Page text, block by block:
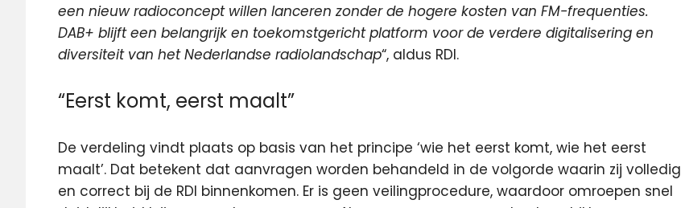
een nieuw radioconcept willen lanceren zonder de hogere kosten van FM-frequenties.
DAB+ blijft een belangrijk en toekomstgericht platform voor de verdere digitalisering en
diversiteit van het Nederlandse radiolandschap“, aldus RDI.
“Eerst komt, eerst maalt”
De verdeling vindt plaats op basis van het principe ‘wie het eerst komt, wie het eerst
maalt’. Dat betekent dat aanvragen worden behandeld in de volgorde waarin zij volledig
en correct bij de RDI binnenkomen. Er is geen veilingprocedure, waardoor omroepen snel